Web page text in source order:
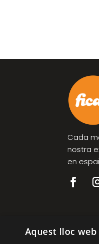
Cada
nostra
en
Aquest lloc